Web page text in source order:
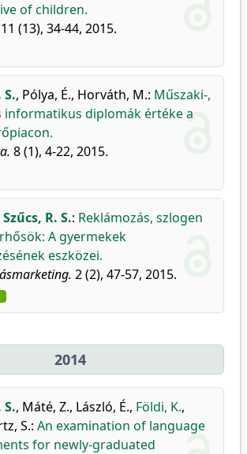
of children.
11 (13), 34-44, 2015.
S., Pólya, É., Horváth, M.: Műszaki-,
informatikus diplomák értéke a
8 (1), 4-22, 2015.
Szűcs, R. S.: Reklámozás, szlogen
A gyermekek
eszközei.
2 (2), 47-57, 2015.
2014
S., Máté, Z., László, É., Földi, K.,
S.: An examination of language
for newly-graduated